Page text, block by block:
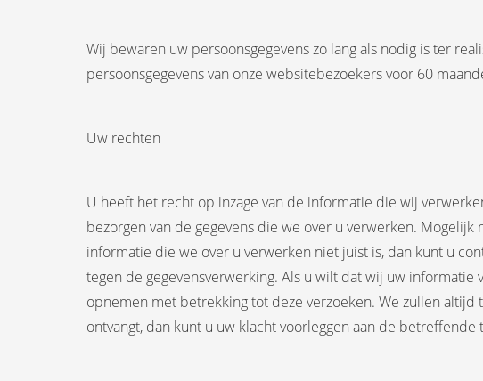
Wij bewaren uw persoonsgegevens zo lang als nodig is ter
persoonsgegevens van onze websitebezoekers voor 60
Uw rechten
U heeft het recht op inzage van de informatie die wij
bezorgen van de gegevens die we over u verwerken.
informatie die we over u verwerken niet juist is, dan kunt u
tegen de gegevensverwerking. Als u wilt dat wij uw
opnemen met betrekking tot deze verzoeken. We zullen
ontvangt, dan kunt u uw klacht voorleggen aan de betreffende